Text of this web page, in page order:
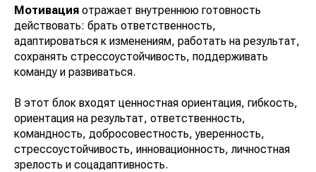
Мотивация отражает внутреннюю готовность
действовать: брать ответственность,
адаптироваться к изменениям, работать на результат,
сохранять стрессоустойчивость, поддерживать
команду и развиваться.
В этот блок входят ценностная ориентация, гибкость,
ориентация на результат, ответственность,
командность, добросовестность, уверенность,
стрессоустойчивость, инновационность, личностная
зрелость и соцадаптивность.